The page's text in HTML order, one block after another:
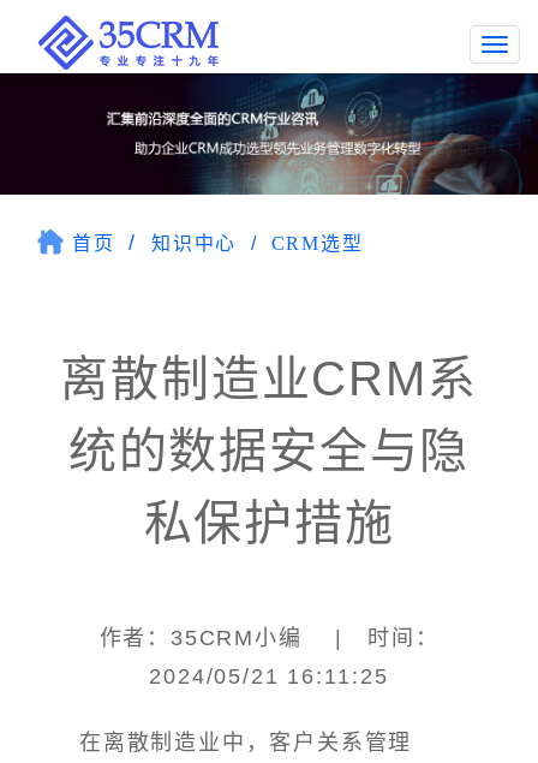
首页 知识中心 CRM选型
离散制造业CRM系
统的数据安全与隐
私保护措施
作者：35CRM小编 | 时间：
2024/05/21 16:11:25
在离散制造业中，客户关系管理